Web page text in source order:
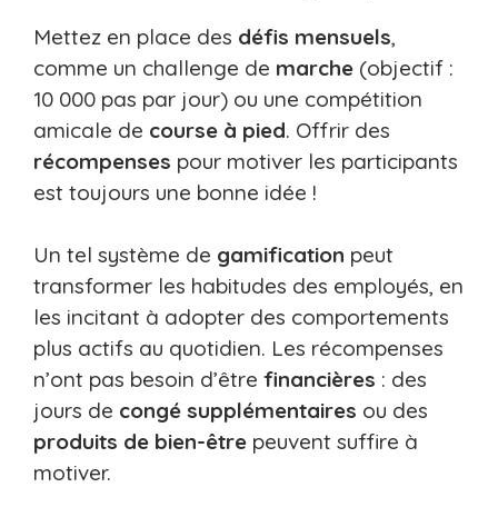
Mettez en place des défis mensuels,
comme un challenge de marche (objectif :
10 000 pas par jour) ou une compétition
amicale de course à pied. Offrir des
récompenses pour motiver les participants
est toujours une bonne idée !
Un tel système de gamification peut
transformer les habitudes des employés, en
les incitant à adopter des comportements
plus actifs au quotidien. Les récompenses
n’ont pas besoin d’être financières : des
jours de congé supplémentaires ou des
produits de bien-être peuvent suffire à
motiver.